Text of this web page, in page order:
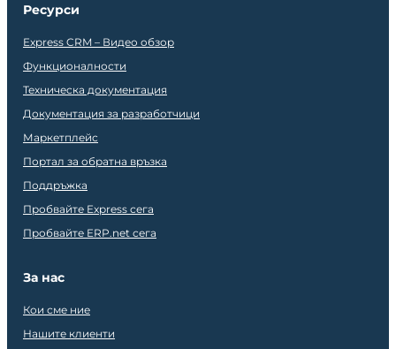
Ресурси
Express CRM – Видео обзор
Функционалности
Техническа документация
Документация за разработчици
Маркетплейс
Портал за обратна връзка
Поддръжка
Пробвайте Express сега
Пробвайте ERP.net сега
За нас
Кои сме ние
Нашите клиенти